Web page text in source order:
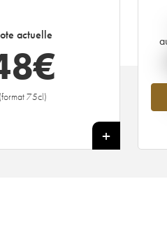
actuelle
€
(format 75cl)
+